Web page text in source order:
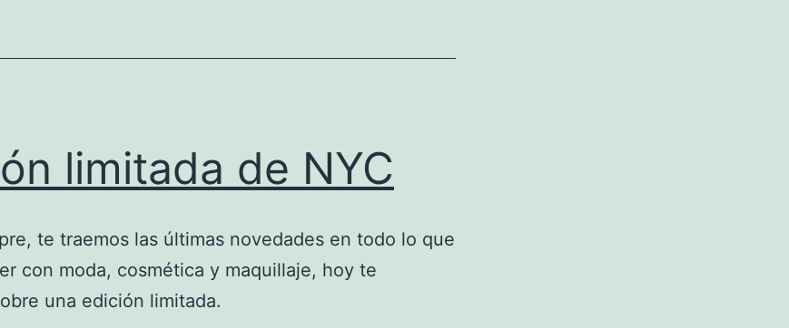
limitada de NYC
te traemos las últimas novedades en todo lo que
con moda, cosmética y maquillaje, hoy te
una edición limitada.